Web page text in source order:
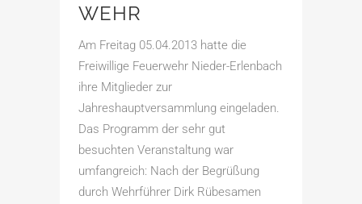
WEHR
Am Freitag 05.04.2013 hatte die
Freiwillige Feuerwehr Nieder-Erlenbach
ihre Mitglieder zur
Jahreshauptversammlung eingeladen.
Das Programm der sehr gut
besuchten Veranstaltung war
umfangreich: Nach der Begrüßung
durch Wehrführer Dirk Rübesamen